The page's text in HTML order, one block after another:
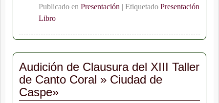
Publicado en Presentación | Etiquetado Presentación
Libro
Audición de Clausura del XIII Taller
de Canto Coral » Ciudad de
Caspe»